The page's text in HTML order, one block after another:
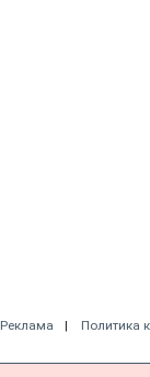
Реклама Политика